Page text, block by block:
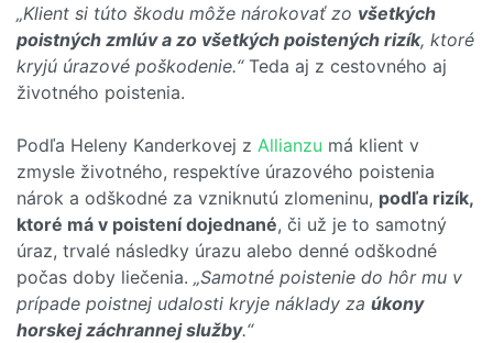
„Klient si túto škodu môže nárokovať zo všetkých
poistných zmlúv a zo všetkých poistených rizík, ktoré
kryjú úrazové poškodenie.“Teda aj z cestovného aj
životného poistenia.
Podľa Heleny Kanderkovej z Allianzu má klient v
zmysle životného, respektíve úrazového poistenia
nárok a odškodné za vzniknutú zlomeninu, podľa rizík,
ktoré má v poistení dojednané, či už je to samotný
úraz, trvalé následky úrazu alebo denné odškodné
počas doby liečenia. „Samotné poistenie do hôr mu v
prípade poistnej udalosti kryje náklady za úkony
horskej záchrannej služby.“